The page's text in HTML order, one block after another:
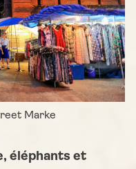
Marke
éléphants et